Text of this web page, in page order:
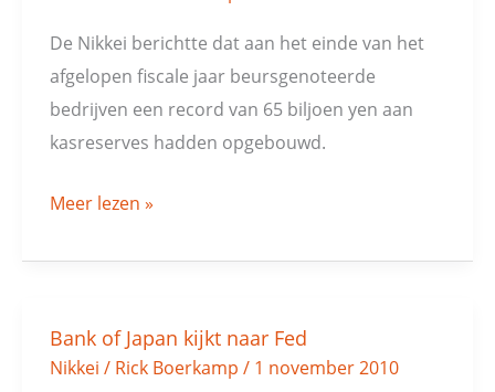
De Nikkei berichtte dat aan het einde van het
afgelopen fiscale jaar beursgenoteerde
bedrijven een record van 65 biljoen yen aan
kasreserves hadden opgebouwd.
in
slappe
was
Meer lezen »
Bank of Japan kijkt naar Fed
Nikkei / Rick Boerkamp / 1 november 2010
Bank
of